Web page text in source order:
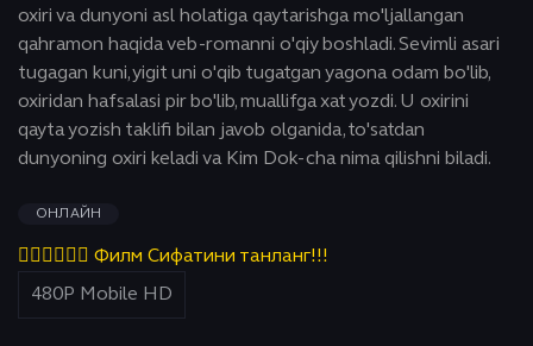
oxiri va dunyoni asl holatiga qaytarishga mo'ljallangan
qahramon haqida veb-romanni o'qiy boshladi. Sevimli asari
tugagan kuni, yigit uni o'qib tugatgan yagona odam bo'lib,
oxiridan hafsalasi pir bo'lib, muallifga xat yozdi. U oxirini
qayta yozish taklifi bilan javob olganida, to'satdan
dunyoning oxiri keladi va Kim Dok-cha nima qilishni biladi.
ОНЛАЙН
👇🏻👇🏻👇🏻 Филм Сифатини танланг!!!